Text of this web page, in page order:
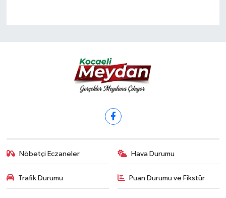
Nöbetçi Eczaneler Hava Durumu
Trafik Durumu Puan Durumu ve Fikstür